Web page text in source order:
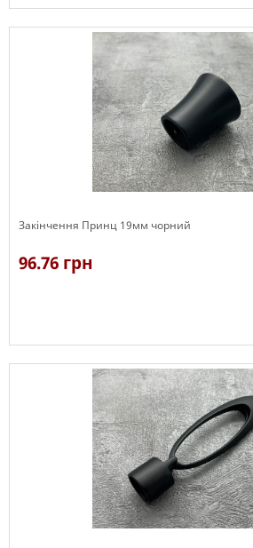
Закінчення Принц 19мм чорний
96.76 грн